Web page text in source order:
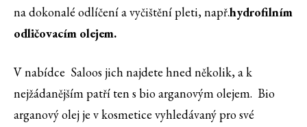
na dokonalé odlíčení a vyčištění pleti, např.hydrofilním
odličovacím olejem.
V nabídce Saloos jich najdete hned několik, a k
nejžádanějším patří ten s bio arganovým olejem. Bio
arganový olej je v kosmetice vyhledávaný pro své